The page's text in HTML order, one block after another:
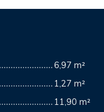
6,97 m²
1,27 m²
11,90 m²